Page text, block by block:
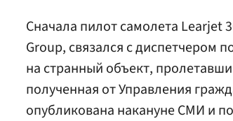
Сначала пилот самолета
Group, связался с диспетчером
на странный объект,
полученная от Управления
опубликована накануне СМИ и